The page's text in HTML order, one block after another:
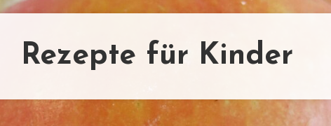
Rezepte für Kinder